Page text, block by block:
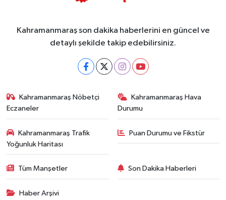
Kahramanmaraş son dakika haberlerini en güncel ve
detaylı şekilde takip edebilirsiniz.
Kahramanmaraş Nöbetçi
Eczaneler
Kahramanmaraş Hava
Durumu
Kahramanmaraş Trafik
Yoğunluk Haritası
Puan Durumu ve Fikstür
Tüm Manşetler Son Dakika Haberleri
Haber Arşivi